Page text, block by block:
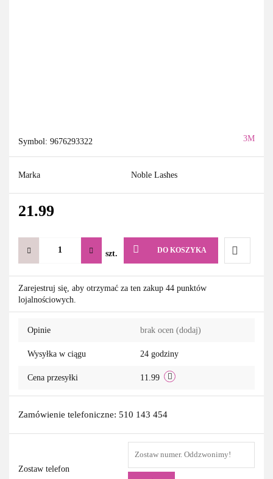
Symbol: 9676293322 3M
Marka Noble Lashes
21.99
szt. DO KOSZYKA
Do
Zarejestruj się, aby otrzymać za ten zakup 44 punktów
lojalnościowych.
Opinie brak ocen (dodaj)
Wysyłka w ciągu 24 godziny
Cena przesyłki 11.99
Zamówienie telefoniczne: 510 143 454
Zostaw telefon